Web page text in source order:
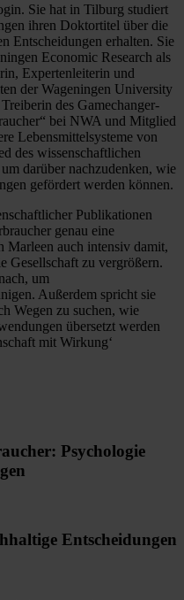
Sie hat in Tilburg studiert
ihren Doktortitel über die
Entscheidungen erhalten. Sie
Economic Research als
Expertenleiterin und
der Wageningen University
des Gamechanger-
bei NWA und Mitglied
Lebensmittelsysteme von
des wissenschaftlichen
darüber nachzudenken, wie
gefördert werden können.
Publikationen
genau eine
Marleen auch intensiv damit,
Gesellschaft zu vergrößern.
um
Außerdem spricht sie
Wegen zu suchen, wie
übersetzt werden
mit Wirkung‘
Psychologie
Entscheidungen